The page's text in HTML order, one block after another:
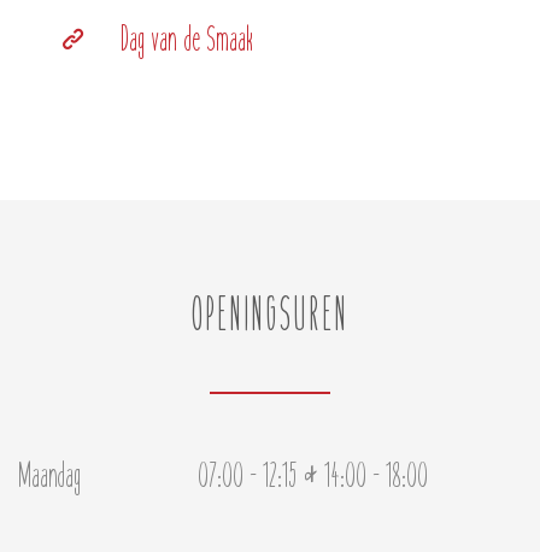
Dag van de Smaak
OPENINGSUREN
Maandag 07:00 - 12:15 &14:00 - 18:00